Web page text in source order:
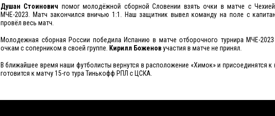
Душан Стоинович помог молодёжной сборной Словении взять очки в матче с
МЧЕ-2023. Матч закончился вничью 1:1. Наш защитник вывел команду на поле с
провёл весь матч.
Молодежная сборная России победила Испанию в матче отборочного турнира МЧЕ-
очкам с соперником в своей группе.
Кирилл Боженовучастия в матче не принял.
В ближайшее время наши футболисты вернутся в расположение «Химок» и присоединятся
готовится к матчу 15-го тура Тинькофф РПЛ с ЦСКА.